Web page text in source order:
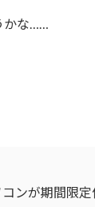
な……
ンが期間限